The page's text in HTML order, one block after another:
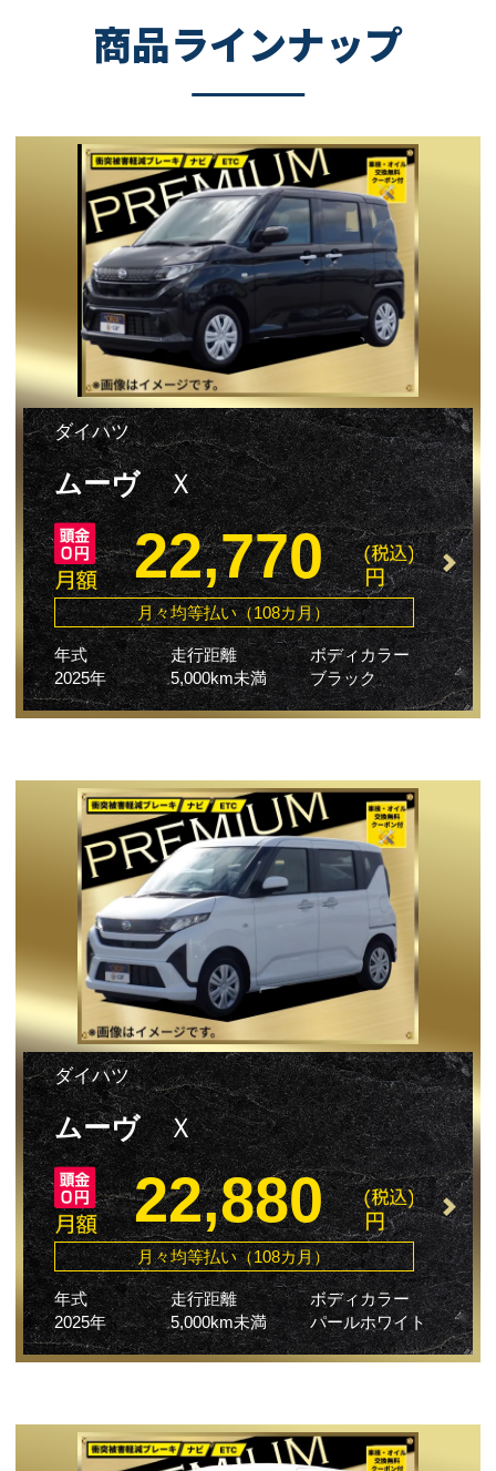
商品ラインナップ
ダイハツ
ムーヴＸ
22,770
月々均等払い（108カ月）
年式
2025年
走行距離
5,000km未満
ボディカラー
ブラック
ダイハツ
ムーヴＸ
22,880
月々均等払い（108カ月）
年式
2025年
走行距離
5,000km未満
ボディカラー
パールホワイト